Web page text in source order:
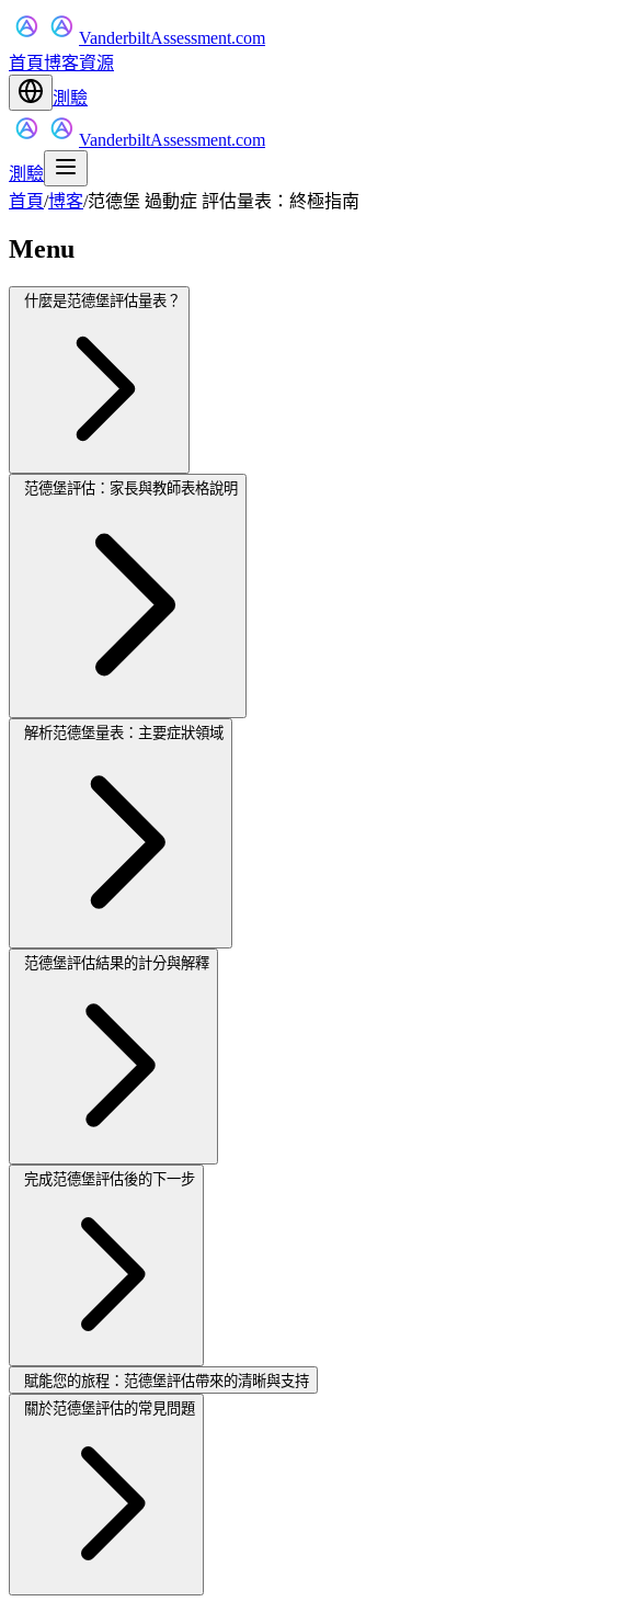
VanderbiltAssessment.com
首頁博客資源
測驗
VanderbiltAssessment.com
測驗
首頁/博客/范德堡 過動症 評估量表：終極指南
Menu
什麼是范德堡評估量表？
范德堡評估：家長與教師表格說明
解析范德堡量表：主要症狀領域
范德堡評估結果的計分與解釋
完成范德堡評估後的下一步
賦能您的旅程：范德堡評估帶來的清晰與支持
關於范德堡評估的常見問題